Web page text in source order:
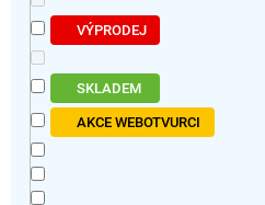
VÝPRODEJ
SKLADEM
AKCE WEBOTVURCI